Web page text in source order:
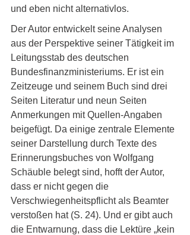
und eben nicht alternativlos.
Der Autor entwickelt seine Analysen
aus der Perspektive seiner Tätigkeit im
Leitungsstab des deutschen
Bundesfinanzministeriums. Er ist ein
Zeitzeuge und seinem Buch sind drei
Seiten Literatur und neun Seiten
Anmerkungen mit Quellen-Angaben
beigefügt. Da einige zentrale Elemente
seiner Darstellung durch Texte des
Erinnerungsbuches von Wolfgang
Schäuble belegt sind, hofft der Autor,
dass er nicht gegen die
Verschwiegenheitspflicht als Beamter
verstoßen hat (S. 24). Und er gibt auch
die Entwarnung, dass die Lektüre „kein